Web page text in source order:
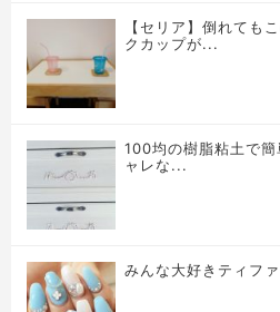
【セリア】倒れても
クカップが...
100均の樹脂粘土で
ャレな...
みんな大好きティフ